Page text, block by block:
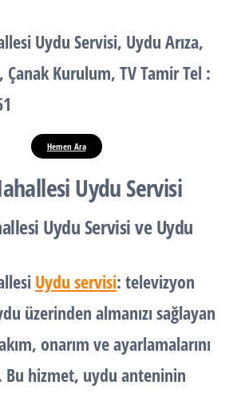
Uydu Servisi, Uydu Arıza,
, Çanak Kurulum, TV TamirTel :
Hemen Ara
Uydu Servisi
Uydu Servisi ve Uydu
Uydu servisi: televizyon
üzerinden almanızı sağlayan
onarım ve ayarlamalarını
Bu hizmet, uydu anteninin